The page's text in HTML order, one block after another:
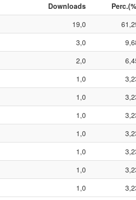
Downloads
19,0
3,0
2,0
1,0
1,0
1,0
1,0
1,0
1,0
1,0